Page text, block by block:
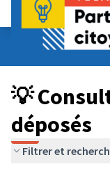
Budget Participatif
💡 Consulter les
💡
déposés
Filtrer et